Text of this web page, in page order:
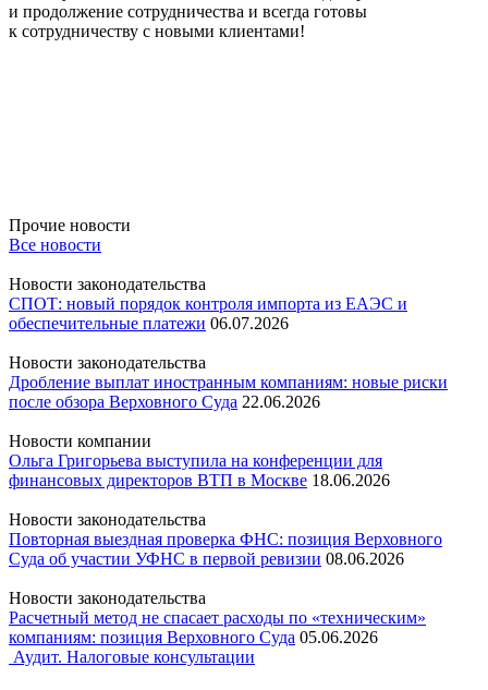
и продолжение сотрудничества и всегда готовы
к сотрудничеству с новыми клиентами!
Прочие новости
Все новости
Новости законодательства
СПОТ: новый порядок контроля импорта из ЕАЭС и
обеспечительные платежи 06.07.2026
Новости законодательства
Дробление выплат иностранным компаниям: новые риски
после обзора Верховного Суда 22.06.2026
Новости компании
Ольга Григорьева выступила на конференции для
финансовых директоров ВТП в Москве 18.06.2026
Новости законодательства
Повторная выездная проверка ФНС: позиция Верховного
Суда об участии УФНС в первой ревизии 08.06.2026
Новости законодательства
Расчетный метод не спасает расходы по «техническим»
компаниям: позиция Верховного Суда 05.06.2026
Аудит. Налоговые консультации